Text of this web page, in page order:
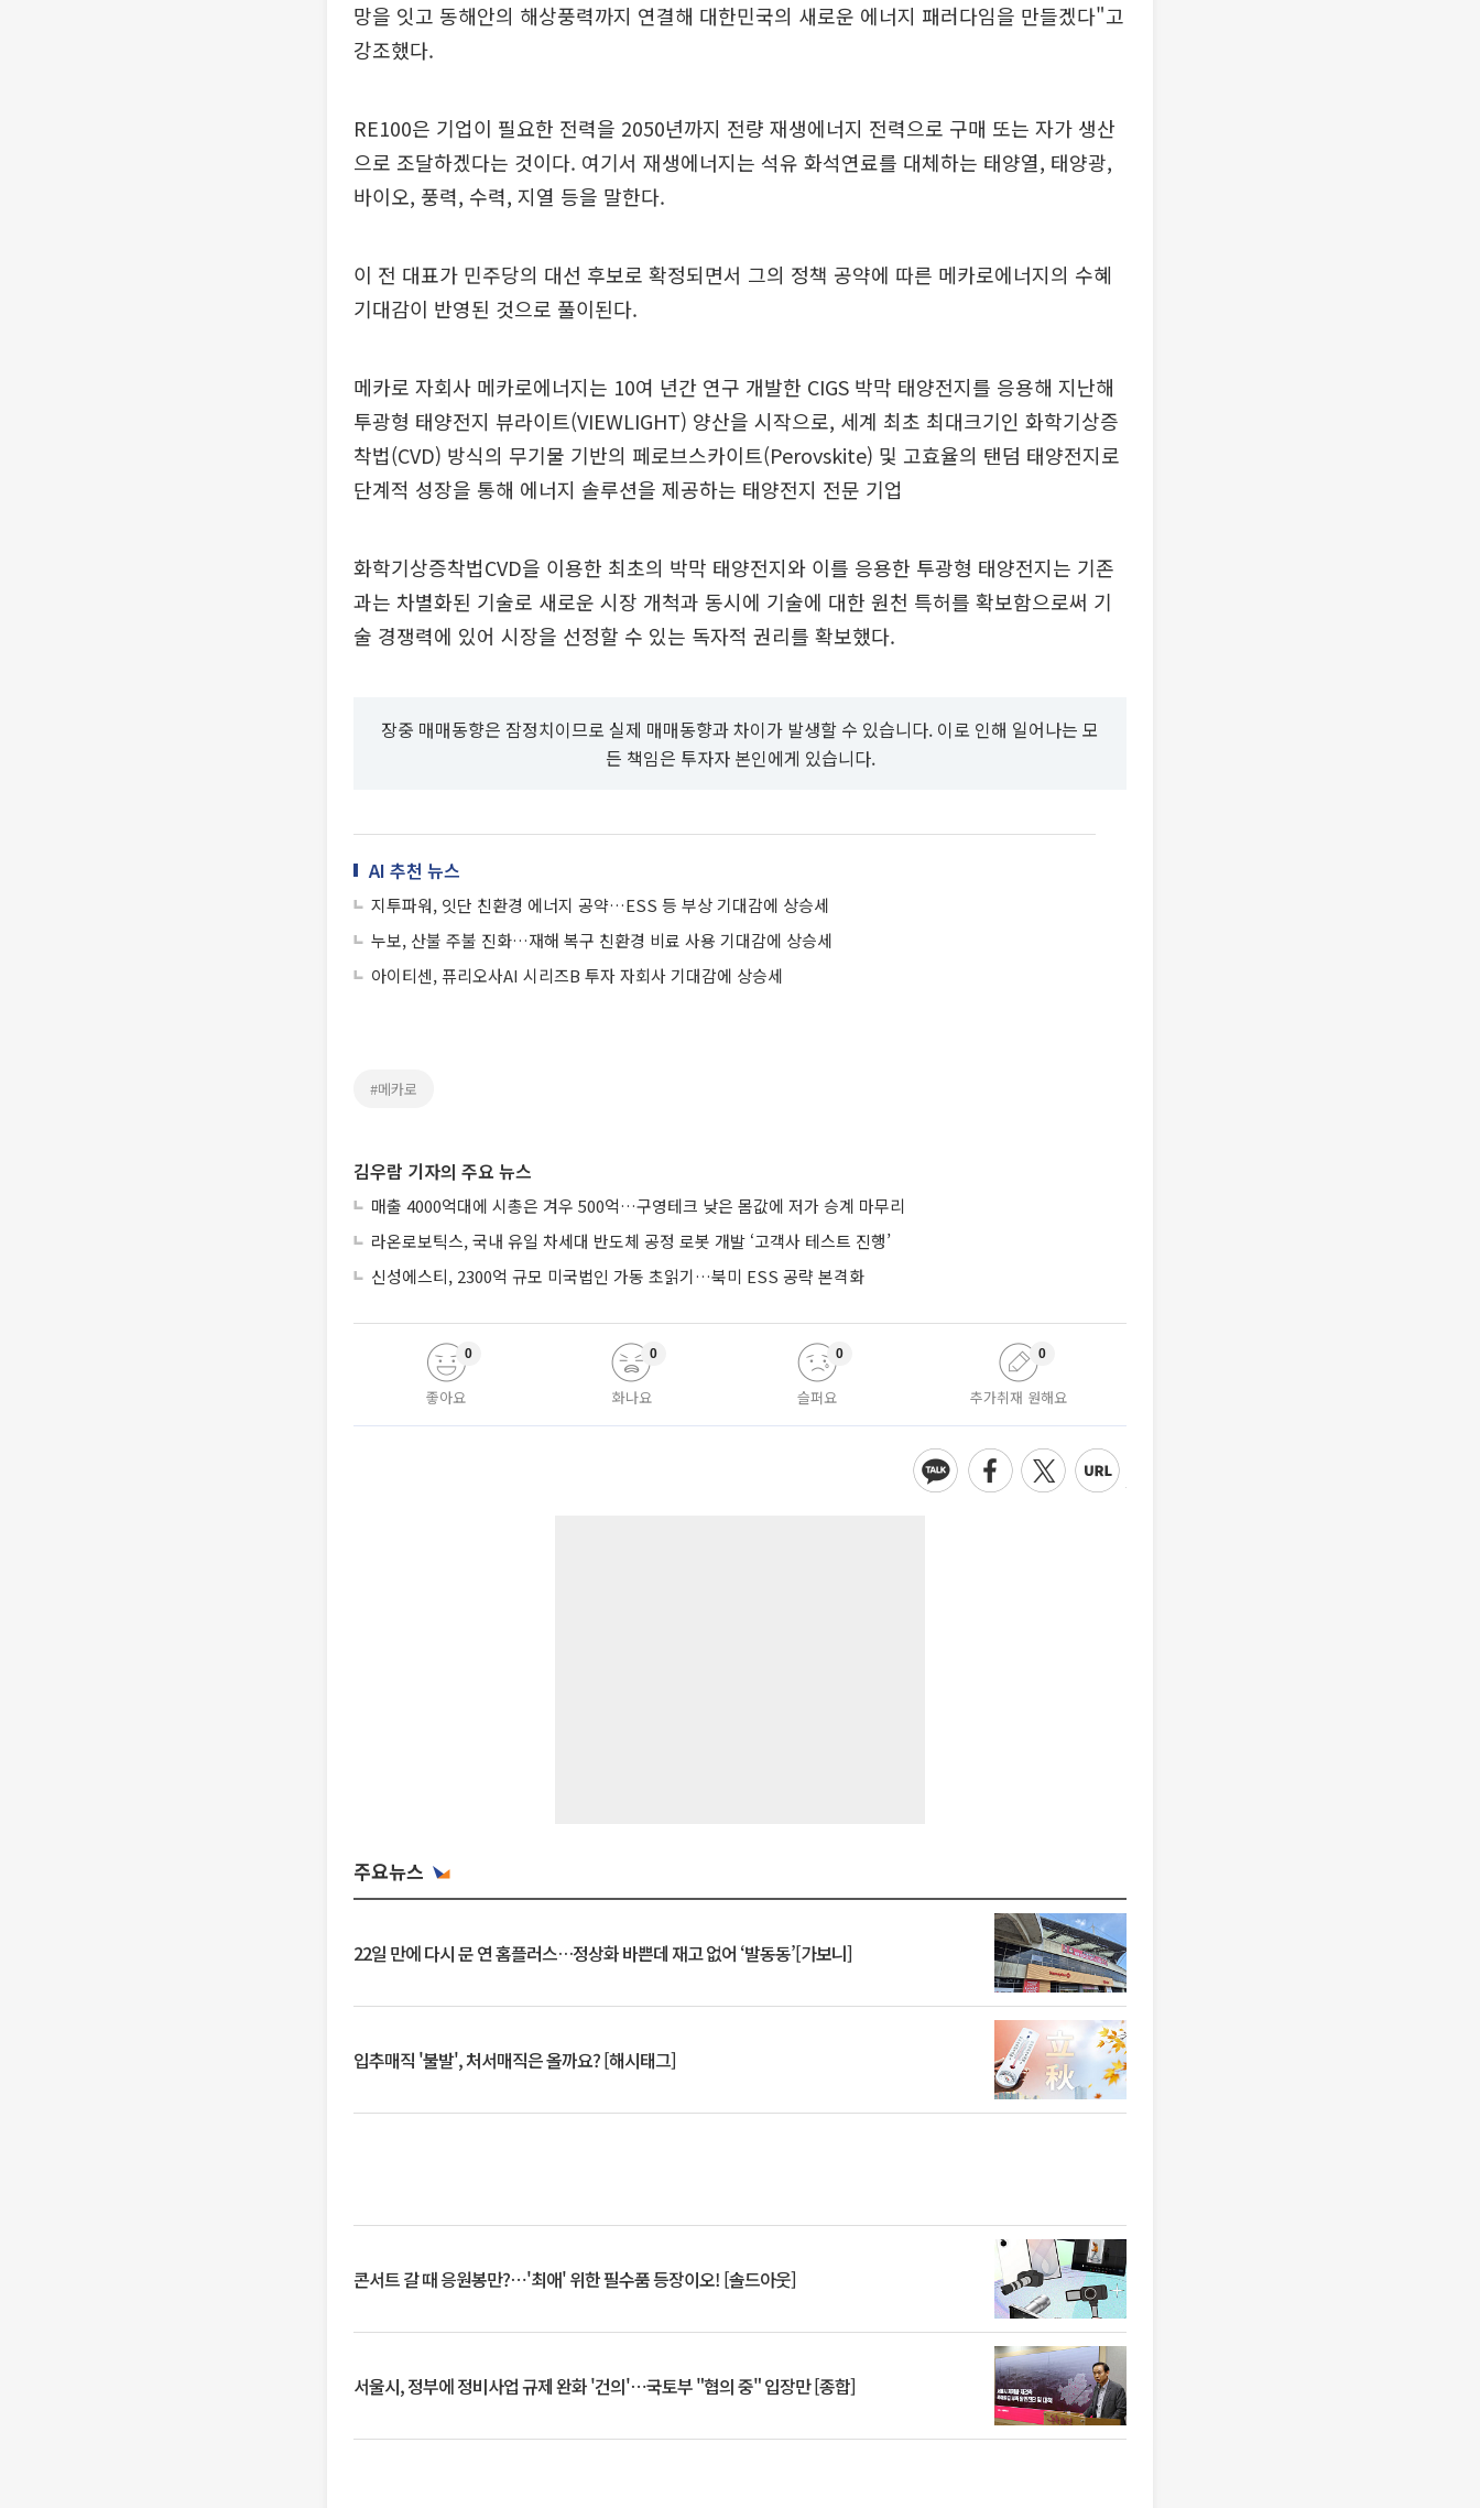
망을 잇고 동해안의 해상풍력까지 연결해 대한민국의 새로운 에너지 패러다임을 만들겠다"고
강조했다.
RE100은 기업이 필요한 전력을 2050년까지 전량 재생에너지 전력으로 구매 또는 자가 생산
으로 조달하겠다는 것이다. 여기서 재생에너지는 석유 화석연료를 대체하는 태양열, 태양광,
바이오, 풍력, 수력, 지열 등을 말한다.
이 전 대표가 민주당의 대선 후보로 확정되면서 그의 정책 공약에 따른 메카로에너지의 수혜
기대감이 반영된 것으로 풀이된다.
메카로 자회사 메카로에너지는 10여 년간 연구 개발한 CIGS 박막 태양전지를 응용해 지난해
투광형 태양전지 뷰라이트(VIEWLIGHT) 양산을 시작으로, 세계 최초 최대크기인 화학기상증
착법(CVD) 방식의 무기물 기반의 페로브스카이트(Perovskite) 및 고효율의 탠덤 태양전지로
단계적 성장을 통해 에너지 솔루션을 제공하는 태양전지 전문 기업
화학기상증착법CVD을 이용한 최초의 박막 태양전지와 이를 응용한 투광형 태양전지는 기존
과는 차별화된 기술로 새로운 시장 개척과 동시에 기술에 대한 원천 특허를 확보함으로써 기
술 경쟁력에 있어 시장을 선정할 수 있는 독자적 권리를 확보했다.
장중 매매동향은 잠정치이므로 실제 매매동향과 차이가 발생할 수 있습니다. 이로 인해 일어나는 모
든 책임은 투자자 본인에게 있습니다.
AI 추천 뉴스
지투파워, 잇단 친환경 에너지 공약…ESS 등 부상 기대감에 상승세
누보, 산불 주불 진화…재해 복구 친환경 비료 사용 기대감에 상승세
아이티센, 퓨리오사AI 시리즈B 투자 자회사 기대감에 상승세
#메카로
김우람 기자의 주요 뉴스
매출 4000억대에 시총은 겨우 500억…구영테크 낮은 몸값에 저가 승계 마무리
라온로보틱스, 국내 유일 차세대 반도체 공정 로봇 개발 ‘고객사 테스트 진행’
신성에스티, 2300억 규모 미국법인 가동 초읽기…북미 ESS 공략 본격화
좋아요
0
화나요
0
슬퍼요
0
추가취재 원해요
0
주요뉴스
22일 만에 다시 문 연 홈플러스…정상화 바쁜데 재고 없어 ‘발동동’[가보니]
입추매직 '불발', 처서매직은 올까요? [해시태그]
콘서트 갈 때 응원봉만?⋯'최애' 위한 필수품 등장이오! [솔드아웃]
서울시, 정부에 정비사업 규제 완화 '건의'⋯국토부 "협의 중" 입장만 [종합]